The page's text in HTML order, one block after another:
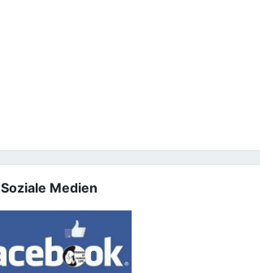
Soziale Medien